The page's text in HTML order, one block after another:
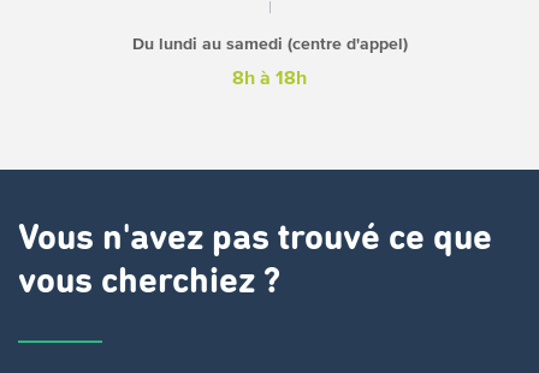
Du lundi au samedi (centre d'appel)
8h à 18h
Vous n'avez pas trouvé ce que
vous cherchiez ?